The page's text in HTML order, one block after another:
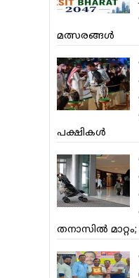
മത്സരങ്ങള്‍
പക്ഷികള്‍
തനാസില്‍